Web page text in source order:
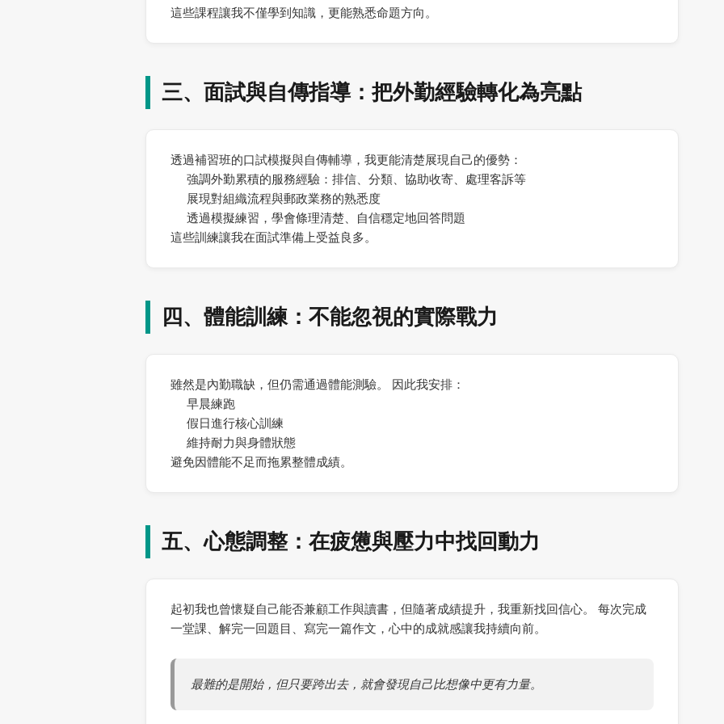
這些課程讓我不僅學到知識，更能熟悉命題方向。
三、面試與自傳指導：把外勤經驗轉化為亮點
透過補習班的口試模擬與自傳輔導，我更能清楚展現自己的優勢：
強調外勤累積的服務經驗：排信、分類、協助收寄、處理客訴等
展現對組織流程與郵政業務的熟悉度
透過模擬練習，學會條理清楚、自信穩定地回答問題
這些訓練讓我在面試準備上受益良多。
四、體能訓練：不能忽視的實際戰力
雖然是內勤職缺，但仍需通過體能測驗。 因此我安排：
早晨練跑
假日進行核心訓練
維持耐力與身體狀態
避免因體能不足而拖累整體成績。
五、心態調整：在疲憊與壓力中找回動力
起初我也曾懷疑自己能否兼顧工作與讀書，但隨著成績提升，我重新找回信心。 每次完成
一堂課、解完一回題目、寫完一篇作文，心中的成就感讓我持續向前。
最難的是開始，但只要跨出去，就會發現自己比想像中更有力量。